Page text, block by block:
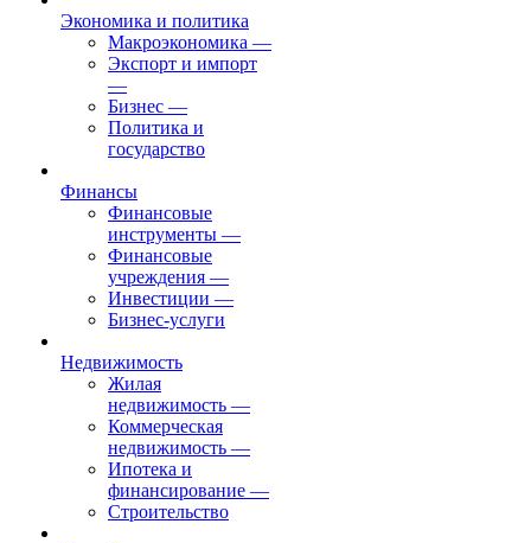
Экономика и политика
Макроэкономика —
Экспорт и импорт
—
Бизнес —
Политика и
государство
Финансы
Финансовые
инструменты —
Финансовые
учреждения —
Инвестиции —
Бизнес-услуги
Недвижимость
Жилая
недвижимость —
Коммерческая
недвижимость —
Ипотека и
финансирование —
Строительство